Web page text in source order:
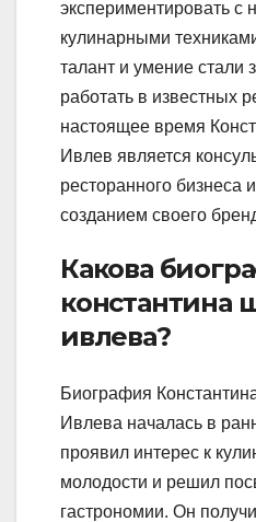
экспериментировать с
кулинарными
талант и умение стали
работать в известных
настоящее время
Ивлев является
ресторанного бизнеса
созданием своего
Какова
константина
ивлева?
Биография
Ивлева началась в
проявил интерес к
молодости и решил
гастрономии. Он